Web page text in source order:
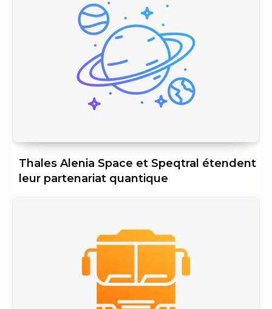
Thales Alenia Space et Speqtral étendent
leur partenariat quantique